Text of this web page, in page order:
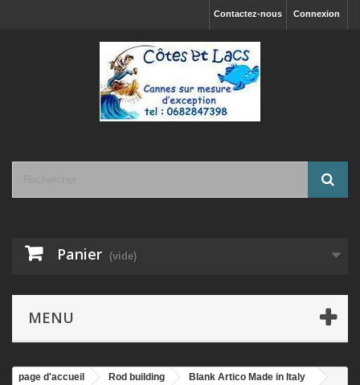
Connexion
Contactez-nous
Panier (vide)
MENU
page d'accueil Rod building
Blank Artico Made in Italy